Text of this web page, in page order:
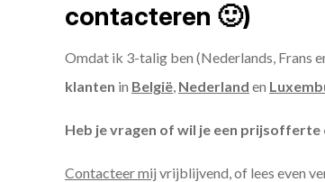
contacteren 🙂)
Omdat ik 3-talig ben (Nederlands, Frans
klanten in België, Nederland en
Heb je vragen of wil je een prijsofferte
Contacteer mij vrijblijvend, of lees even